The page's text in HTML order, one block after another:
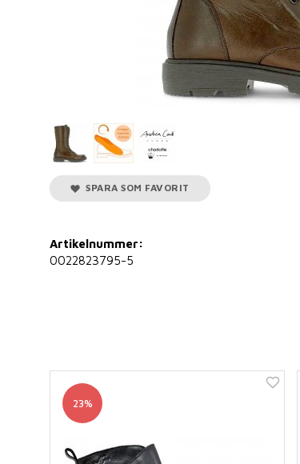
SPARA SOM FAVORIT
Artikelnummer:
0022823795-5
23%